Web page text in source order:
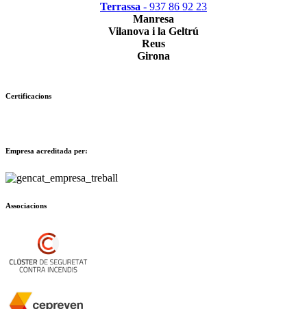
Terrassa - 937 86 92 23
Manresa
Vilanova i la Geltrú
Reus
Girona
Certificacions
Empresa acreditada per:
Associacions